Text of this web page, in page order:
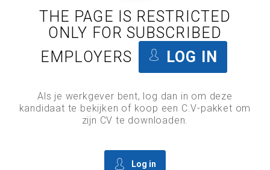
THE PAGE IS RESTRICTED
ONLY FOR SUBSCRIBED
EMPLOYERS
LOG IN
Als je werkgever bent, log dan in om deze
kandidaat te bekijken of koop een C.V-pakket om
zijn CV te downloaden.
Log in